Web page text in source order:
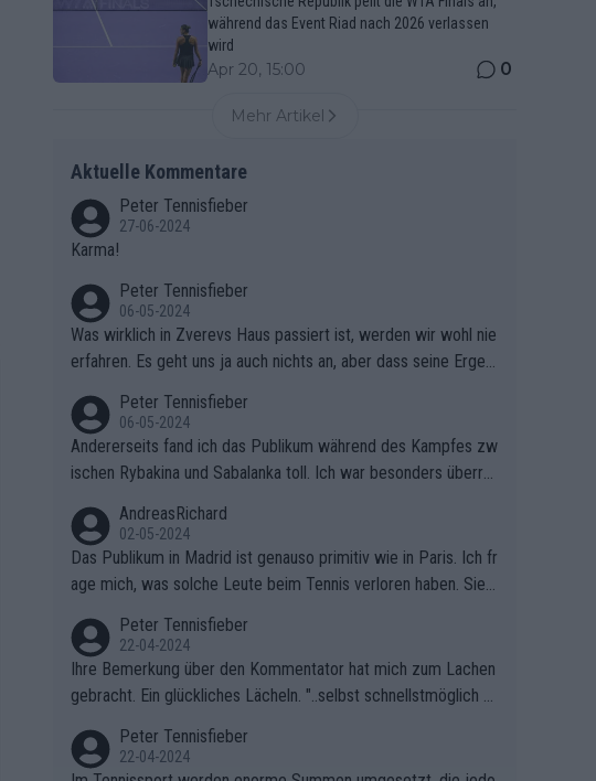
während das Event Riad nach 2026 verlassen
wird
Apr 20, 15:00 0
Mehr Artikel
Aktuelle Kommentare
Peter Tennisfieber
27-06-2024
Karma!
Peter Tennisfieber
06-05-2024
Was wirklich in Zverevs Haus passiert ist, werden wir wohl nie
erfahren. Es geht uns ja auch nichts an, aber dass seine Ergeb
Peter Tennisfieber
06-05-2024
Andererseits fand ich das Publikum während des Kampfes zw
ischen Rybakina und Sabalanka toll. Ich war besonders überras
AndreasRichard
02-05-2024
Das Publikum in Madrid ist genauso primitiv wie in Paris. Ich fr
age mich, was solche Leute beim Tennis verloren haben. Sie s
ben.
Peter Tennisfieber
22-04-2024
Ihre Bemerkung über den Kommentator hat mich zum Lachen
gebracht. Ein glückliches Lächeln. "..selbst schnellstmöglich na
Peter Tennisfieber
22-04-2024